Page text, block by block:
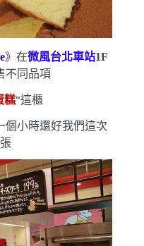
》在微風台北車站1F
不同品項
糕“這櫃
個小時還好我們這次